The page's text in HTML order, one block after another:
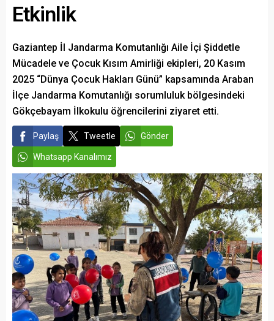
Etkinlik
Gaziantep İl Jandarma Komutanlığı Aile İçi Şiddetle
Mücadele ve Çocuk Kısım Amirliği ekipleri, 20 Kasım
2025 “Dünya Çocuk Hakları Günü” kapsamında Araban
İlçe Jandarma Komutanlığı sorumluluk bölgesindeki
Gökçebayam İlkokulu öğrencilerini ziyaret etti.
Paylaş Tweetle Gönder
Whatsapp Kanalımız